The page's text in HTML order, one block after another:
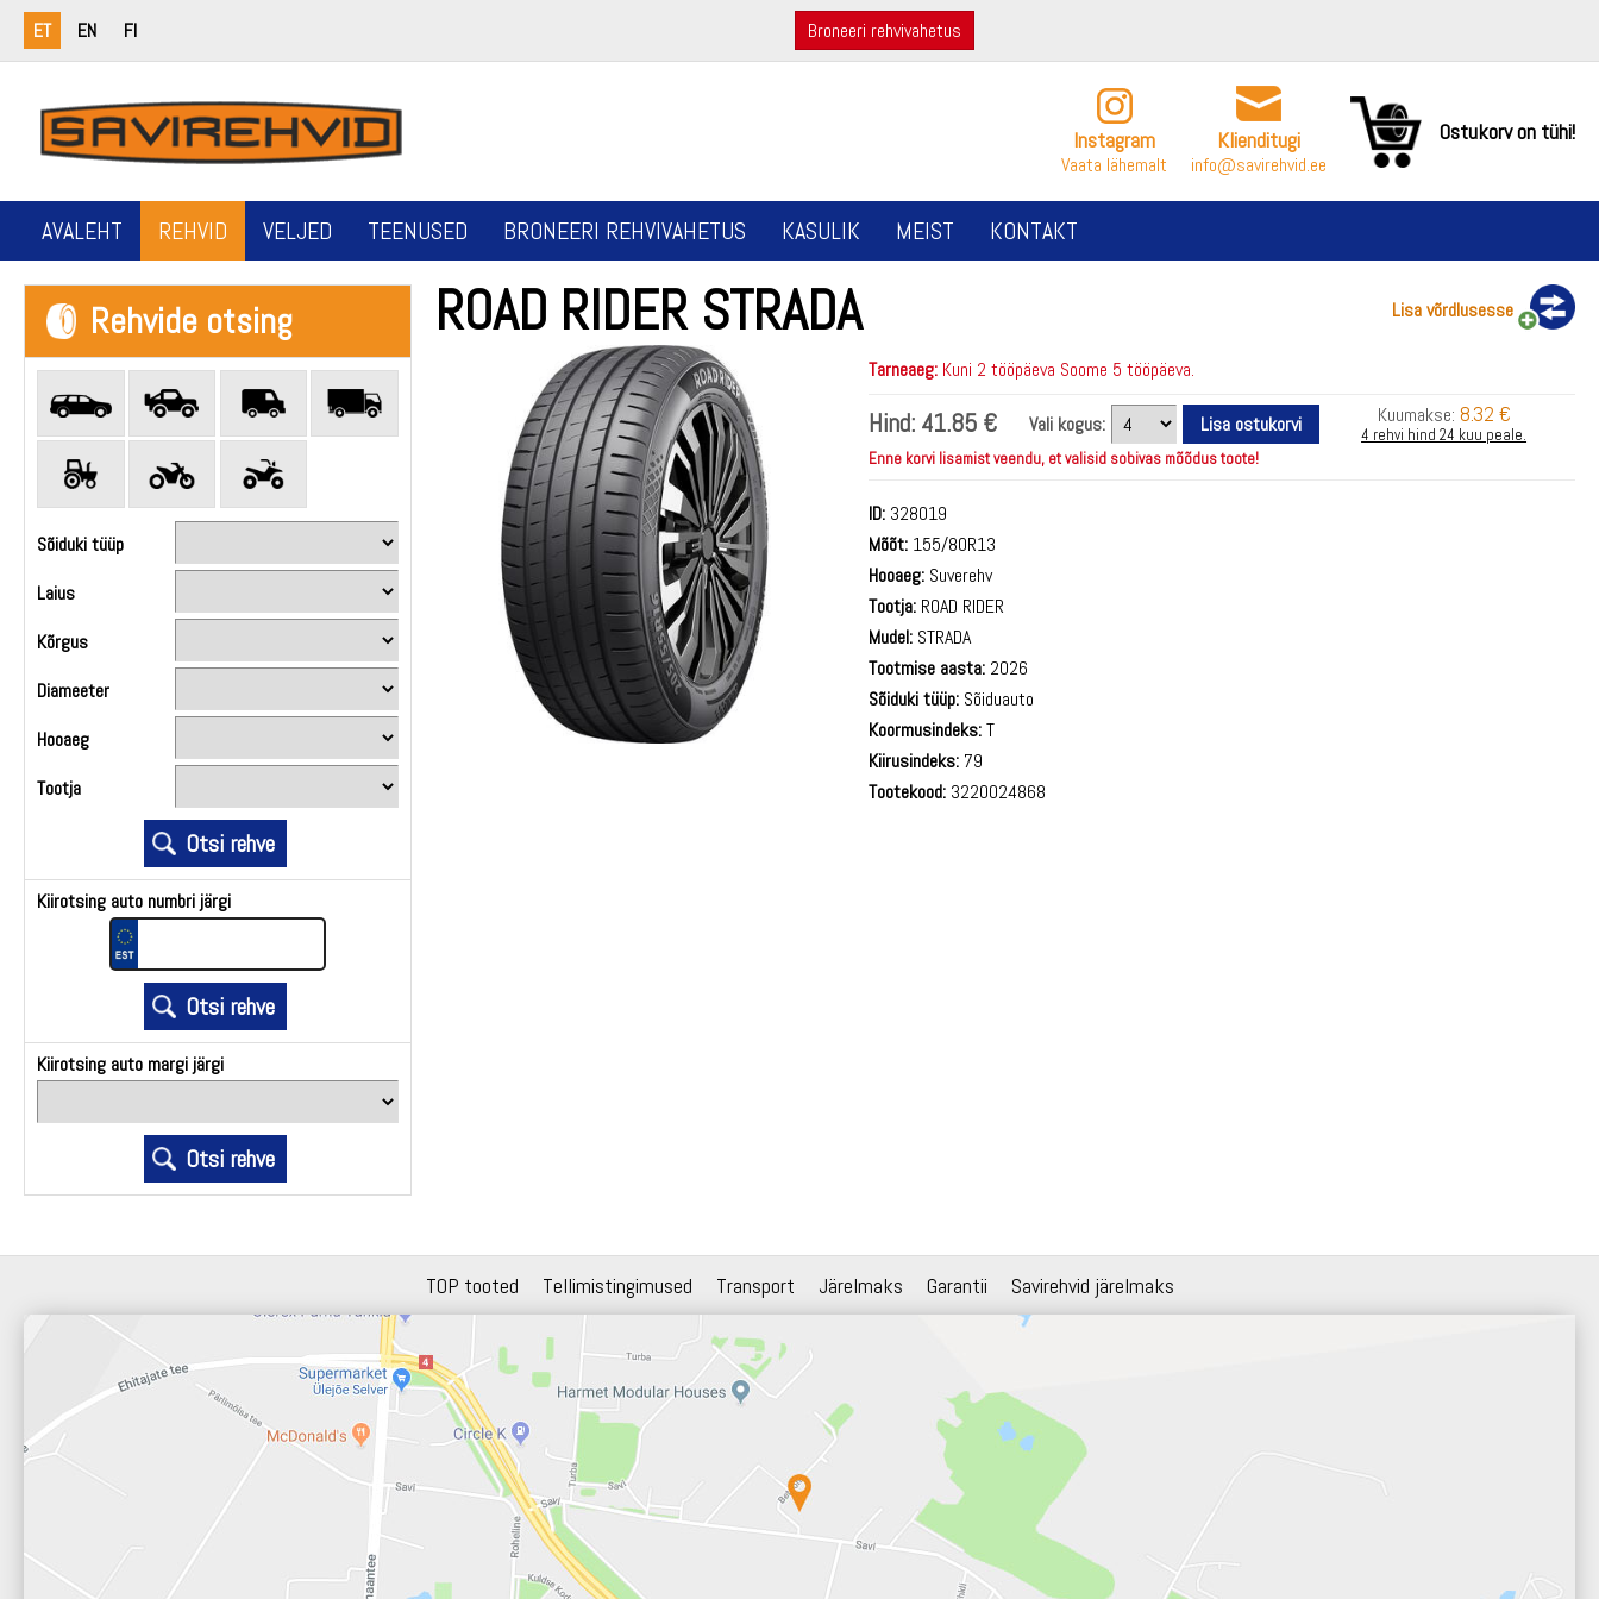
ET EN FI Broneeri rehvivahetus
Instagram
Vaata lähemalt
Klienditugi
info@savirehvid.ee
Ostukorv on tühi!
AVALEHT REHVID VELJED TEENUSED BRONEERI REHVIVAHETUS KASULIK MEIST KONTAKT
Rehvide otsing
Sõiduki tüüp
Laius
Kõrgus
Diameeter
Hooaeg
Tootja
Kiirotsing auto numbri järgi
Kiirotsing auto margi järgi
ROAD RIDER STRADA Lisa võrdlusesse
Tarneaeg: Kuni 2 tööpäeva Soome 5 tööpäeva.
Hind: 41.85 € Vali kogus: Kuumakse: 8.32 €
4 rehvi hind 24 kuu peale.
Enne korvi lisamist veendu, et valisid sobivas mõõdus toote!
ID: 328019
Mõõt: 155/80R13
Hooaeg: Suverehv
Tootja: ROAD RIDER
Mudel: STRADA
Tootmise aasta: 2026
Sõiduki tüüp: Sõiduauto
Koormusindeks:T
Kiirusindeks: 79
Tootekood: 3220024868
TOP tooted Tellimistingimused Transport Järelmaks Garantii Savirehvid järelmaks